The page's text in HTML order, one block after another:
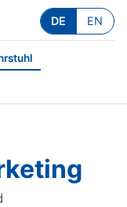
DE EN